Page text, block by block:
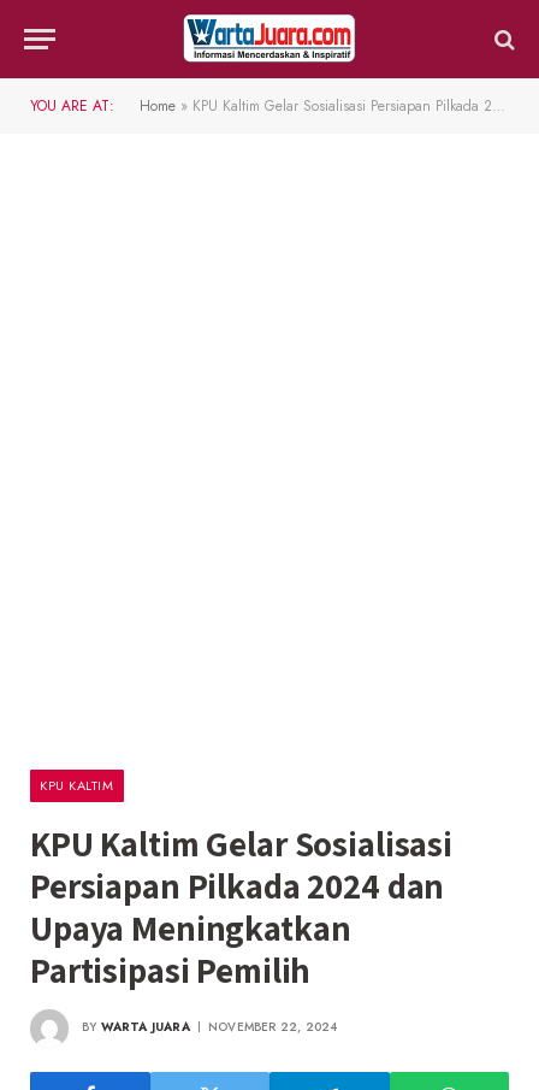
YOU ARE AT: Home » KPU Kaltim Gelar Sosialisasi Persiapan Pilkada 2024 dan Upaya Meningkatkan Partisipasi Pemilih
KPU KALTIM
KPU Kaltim Gelar Sosialisasi
Persiapan Pilkada 2024 dan
Upaya Meningkatkan
Partisipasi Pemilih
BY WARTA JUARA NOVEMBER 22, 2024